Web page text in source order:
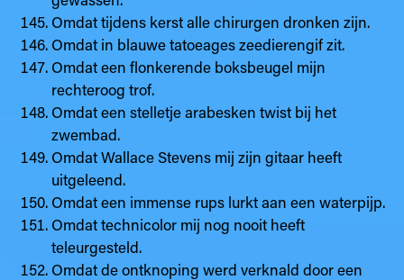
Omdat tijdens kerst alle chirurgen dronken zijn.
Omdat in blauwe tatoeages zeedierengif zit.
Omdat een flonkerende boksbeugel mijn
rechteroog trof.
Omdat een stelletje arabesken twist bij het
zwembad.
Omdat Wallace Stevens mij zijn gitaar heeft
uitgeleend.
Omdat een immense rups lurkt aan een waterpijp.
Omdat technicolor mij nog nooit heeft
teleurgesteld.
Omdat de ontknoping werd verknald door een